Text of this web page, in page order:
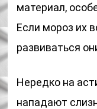
материал,
Если мороз их
развиваться
Нередко на
нападают